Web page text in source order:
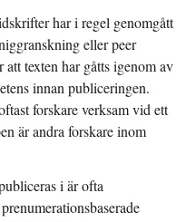
har i regel genomgått
eller peer
texten har gåtts igenom av
innan publiceringen.
forskare verksam vid ett
är andra forskare inom
i är ofta